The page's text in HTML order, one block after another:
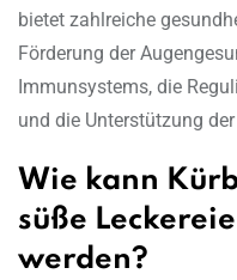
bietet zahlreiche
Förderung der
Immunsystems, die
und die Unterstützung
Wie kann
süße
werden?